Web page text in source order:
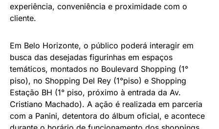
experiência, conveniência e proximidade com o
cliente.
Em Belo Horizonte, o público poderá interagir em
busca das desejadas figurinhas em espaços
temáticos, montados no Boulevard Shopping (1°
piso), no Shopping Del Rey (1°piso) e Shopping
Estação BH (1° piso, próximo à entrada da Av.
Cristiano Machado). A ação é realizada em parceria
com a Panini, detentora do álbum oficial, e acontece